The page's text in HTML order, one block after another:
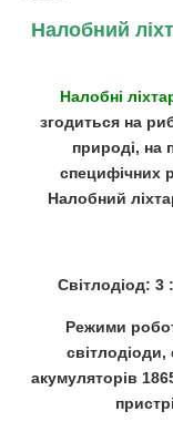
Налобний
Налобні
згодиться на
природі, на
специфічних
Налобний
Світлодіод: 3
Режими
акумуляторів